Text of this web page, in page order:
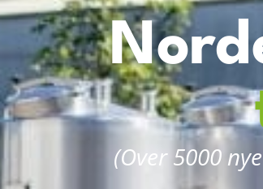
(Over 5000